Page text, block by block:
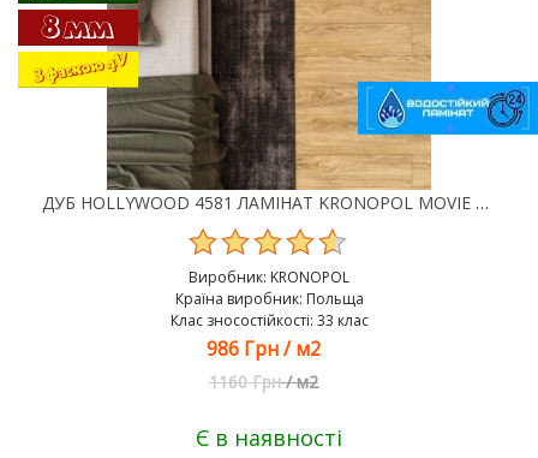
ДУБ HOLLYWOOD 4581 ЛАМІНАТ KRONOPOL MOVIE AQUA ZERO
Виробник: KRONOPOL
Країна виробник: Польща
Клас зносостійкості: 33 клас
986 Грн /м2
1160 Грн /м2
Є в наявності